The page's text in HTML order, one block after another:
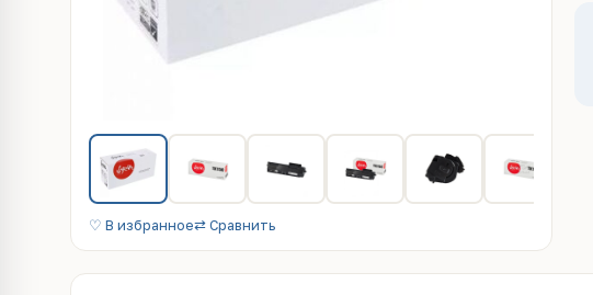
♡ В избранное⇄ Сравнить